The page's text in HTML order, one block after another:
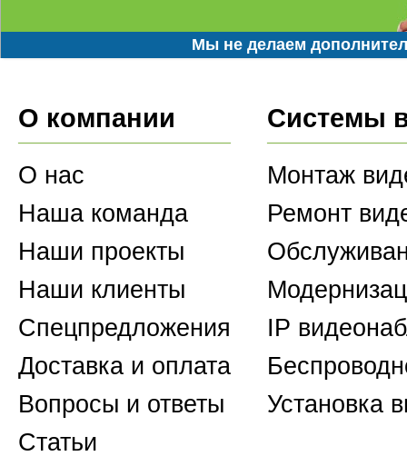
Мы не делаем
О компании
О нас
Наша команда
Наши проекты
Наши клиенты
Спецпредложения
Доставка и оплата
Вопросы и ответы
Статьи
Системы
Монтаж
Ремонт
IP
Установка